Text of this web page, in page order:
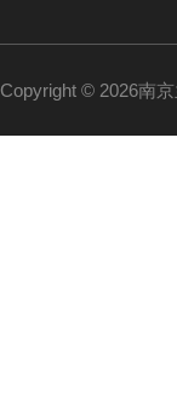
Copyright © 2026南